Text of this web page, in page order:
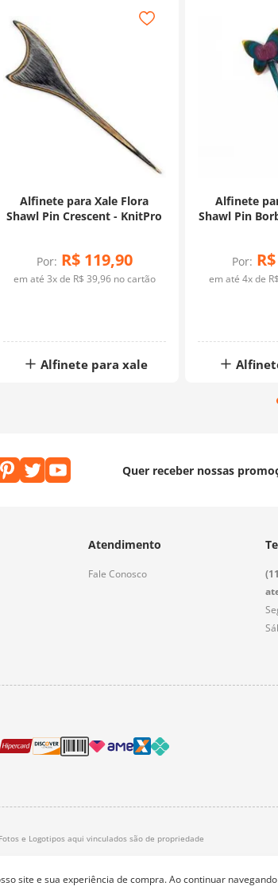
site e sua experiência de compra. Ao continuar
Alfinete para Xale Flora
Shawl Pin Crescent - KnitPro
Por: R$ 119,90
em até 3x de R$ 39,96no cartão
Alfinete para xale
Alfinete
Shawl Pin
Por: R$
em até 4x de R$
Quer receber nossas
Atendimento
Fale Conosco
e Logotipos aqui vinculados são de propriedade